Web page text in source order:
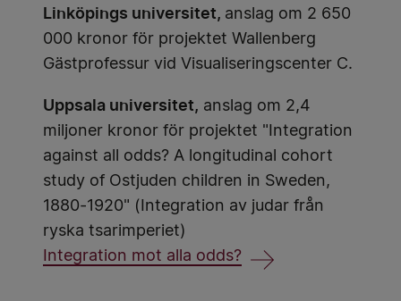
Linköpings universitet, anslag om 2 650
000 kronor för projektet Wallenberg
Gästprofessur vid Visualiseringscenter C.
Uppsala universitet, anslag om 2,4
miljoner kronor för projektet "Integration
against all odds? A longitudinal cohort
study of Ostjuden children in Sweden,
1880-1920" (Integration av judar från
ryska tsarimperiet)
Integration mot alla odds?